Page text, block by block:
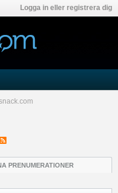
Logga in eller registrera dig
PRENUMERATIONER